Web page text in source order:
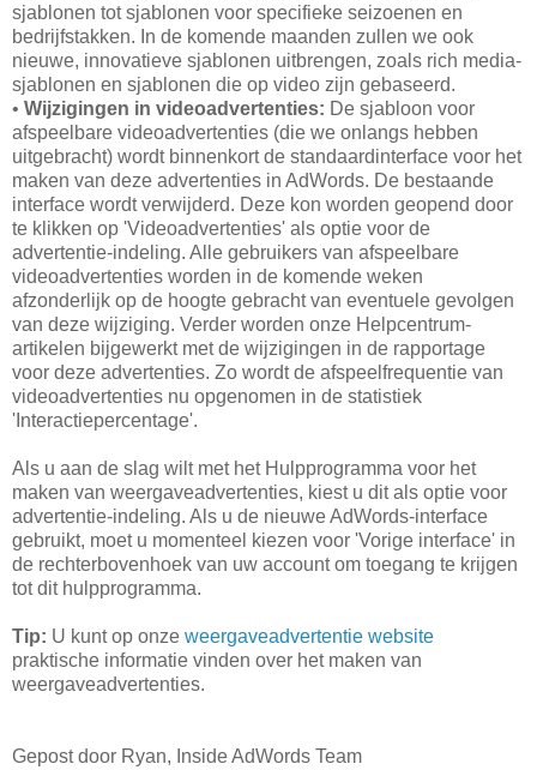
sjablonen tot sjablonen voor specifieke seizoenen en
bedrijfstakken. In de komende maanden zullen we ook
nieuwe, innovatieve sjablonen uitbrengen, zoals rich media-
sjablonen en sjablonen die op video zijn gebaseerd.
• Wijzigingen in videoadvertenties: De sjabloon voor
afspeelbare videoadvertenties (die we onlangs hebben
uitgebracht) wordt binnenkort de standaardinterface voor het
maken van deze advertenties in AdWords. De bestaande
interface wordt verwijderd. Deze kon worden geopend door
te klikken op 'Videoadvertenties' als optie voor de
advertentie-indeling. Alle gebruikers van afspeelbare
videoadvertenties worden in de komende weken
afzonderlijk op de hoogte gebracht van eventuele gevolgen
van deze wijziging. Verder worden onze Helpcentrum-
artikelen bijgewerkt met de wijzigingen in de rapportage
voor deze advertenties. Zo wordt de afspeelfrequentie van
videoadvertenties nu opgenomen in de statistiek
'Interactiepercentage'.
Als u aan de slag wilt met het Hulpprogramma voor het
maken van weergaveadvertenties, kiest u dit als optie voor
advertentie-indeling. Als u de nieuwe AdWords-interface
gebruikt, moet u momenteel kiezen voor 'Vorige interface' in
de rechterbovenhoek van uw account om toegang te krijgen
tot dit hulpprogramma.
Tip: U kunt op onze weergaveadvertentie website
praktische informatie vinden over het maken van
weergaveadvertenties.
Gepost door Ryan, Inside AdWords Team